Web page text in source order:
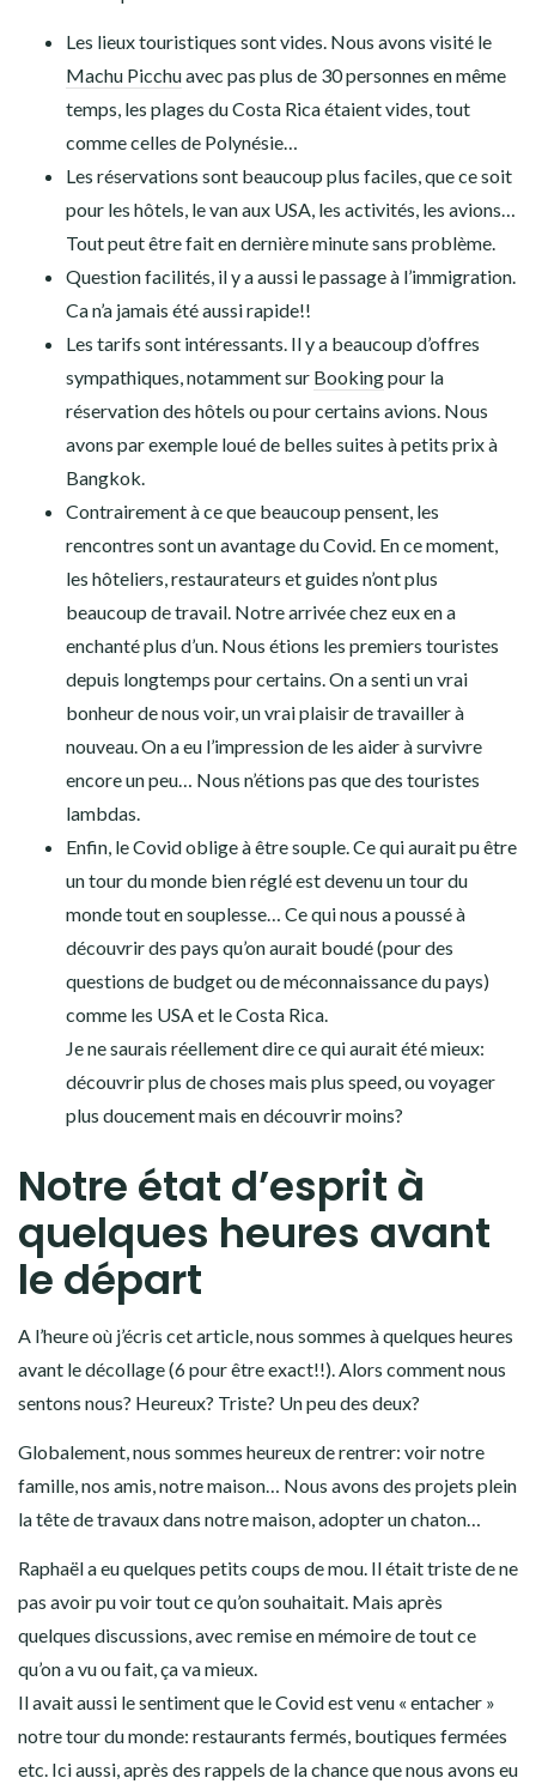
Les lieux touristiques sont vides. Nous avons visité le
Machu Picchuavec pas plus de 30 personnes en même
temps, les plages du Costa Rica étaient vides, tout
comme celles de Polynésie…
Les réservations sont beaucoup plus faciles, que ce soit
pour les hôtels, le van aux USA, les activités, les avions…
Tout peut être fait en dernière minute sans problème.
Question facilités, il y a aussi le passage à l’immigration.
Ca n’a jamais été aussi rapide!!
Les tarifs sont intéressants. Il y a beaucoup d’offres
sympathiques, notamment sur Bookingpour la
réservation des hôtels ou pour certains avions. Nous
avons par exemple loué de belles suites à petits prix à
Bangkok.
Contrairement à ce que beaucoup pensent, les
rencontres sont un avantage du Covid. En ce moment,
les hôteliers, restaurateurs et guides n’ont plus
beaucoup de travail. Notre arrivée chez eux en a
enchanté plus d’un. Nous étions les premiers touristes
depuis longtemps pour certains. On a senti un vrai
bonheur de nous voir, un vrai plaisir de travailler à
nouveau. On a eu l’impression de les aider à survivre
encore un peu… Nous n’étions pas que des touristes
lambdas.
Enfin, le Covid oblige à être souple. Ce qui aurait pu être
un tour du monde bien réglé est devenu un tour du
monde tout en souplesse… Ce qui nous a poussé à
découvrir des pays qu’on aurait boudé (pour des
questions de budget ou de méconnaissance du pays)
comme les USA et le Costa Rica.
Je ne saurais réellement dire ce qui aurait été mieux:
découvrir plus de choses mais plus speed, ou voyager
plus doucement mais en découvrir moins?
Notre état d’esprit à
quelques heures avant
le départ
A l’heure où j’écris cet article, nous sommes à quelques heures
avant le décollage (6 pour être exact!!). Alors comment nous
sentons nous? Heureux? Triste? Un peu des deux?
Globalement, nous sommes heureux de rentrer: voir notre
famille, nos amis, notre maison… Nous avons des projets plein
la tête de travaux dans notre maison, adopter un chaton…
Raphaël a eu quelques petits coups de mou. Il était triste de ne
pas avoir pu voir tout ce qu’on souhaitait. Mais après
quelques discussions, avec remise en mémoire de tout ce
qu’on a vu ou fait, ça va mieux.
Il avait aussi le sentiment que le Covid est venu « entacher »
notre tour du monde: restaurants fermés, boutiques fermées
etc. Ici aussi, après des rappels de la chance que nous avons eu